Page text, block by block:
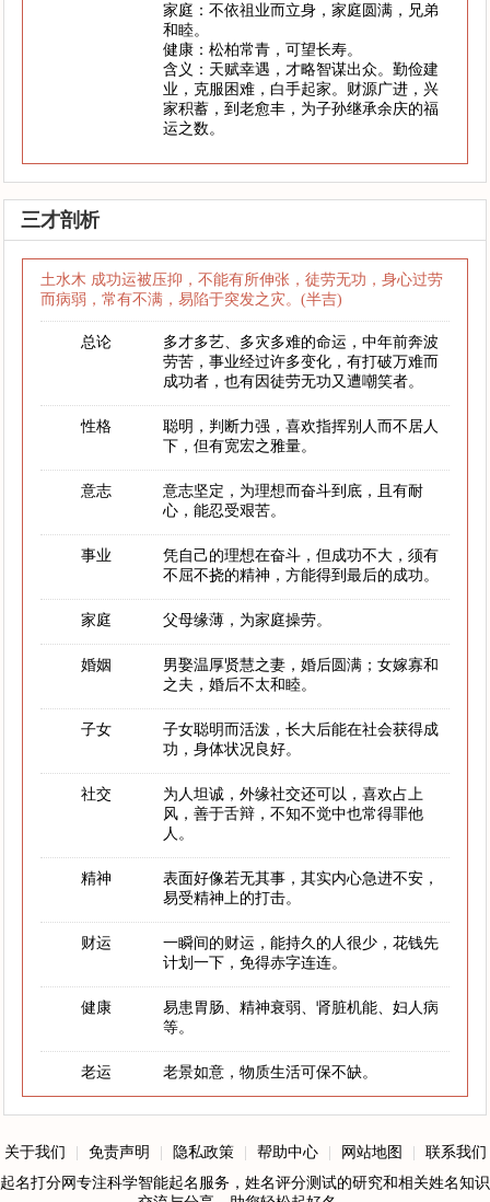
家庭：不依祖业而立身，家庭圆满，兄弟
和睦。
健康：松柏常青，可望长寿。
含义：天赋幸遇，才略智谋出众。勤俭建
业，克服困难，白手起家。财源广进，兴
家积蓄，到老愈丰，为子孙继承余庆的福
运之数。
三才剖析
土水木 成功运被压抑，不能有所伸张，徒劳无功，身心过劳
而病弱，常有不满，易陷于突发之灾。(半吉)
总论
多才多艺、多灾多难的命运，中年前奔波
劳苦，事业经过许多变化，有打破万难而
成功者，也有因徒劳无功又遭嘲笑者。
性格
聪明，判断力强，喜欢指挥别人而不居人
下，但有宽宏之雅量。
意志
意志坚定，为理想而奋斗到底，且有耐
心，能忍受艰苦。
事业
凭自己的理想在奋斗，但成功不大，须有
不屈不挠的精神，方能得到最后的成功。
家庭 父母缘薄，为家庭操劳。
婚姻
男娶温厚贤慧之妻，婚后圆满；女嫁寡和
之夫，婚后不太和睦。
子女
子女聪明而活泼，长大后能在社会获得成
功，身体状况良好。
社交
为人坦诚，外缘社交还可以，喜欢占上
风，善于舌辩，不知不觉中也常得罪他
人。
精神
表面好像若无其事，其实内心急进不安，
易受精神上的打击。
财运
一瞬间的财运，能持久的人很少，花钱先
计划一下，免得赤字连连。
健康
易患胃肠、精神衰弱、肾脏机能、妇人病
等。
老运 老景如意，物质生活可保不缺。
关于我们 免责声明 隐私政策 帮助中心 网站地图
联系我们
起名打分网专注科学智能起名服务，姓名评分测试的研究和相关姓名知识